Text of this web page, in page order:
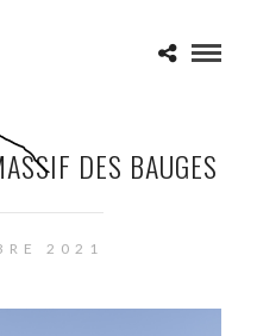
DES BAUGES
2021